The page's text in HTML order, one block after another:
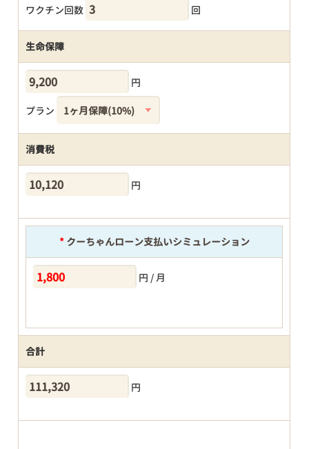
ワクチン回数
回
生命保障
円
プラン
消費税
円
*クーちゃんローン支払いシミュレーション
円 / 月
合計
円